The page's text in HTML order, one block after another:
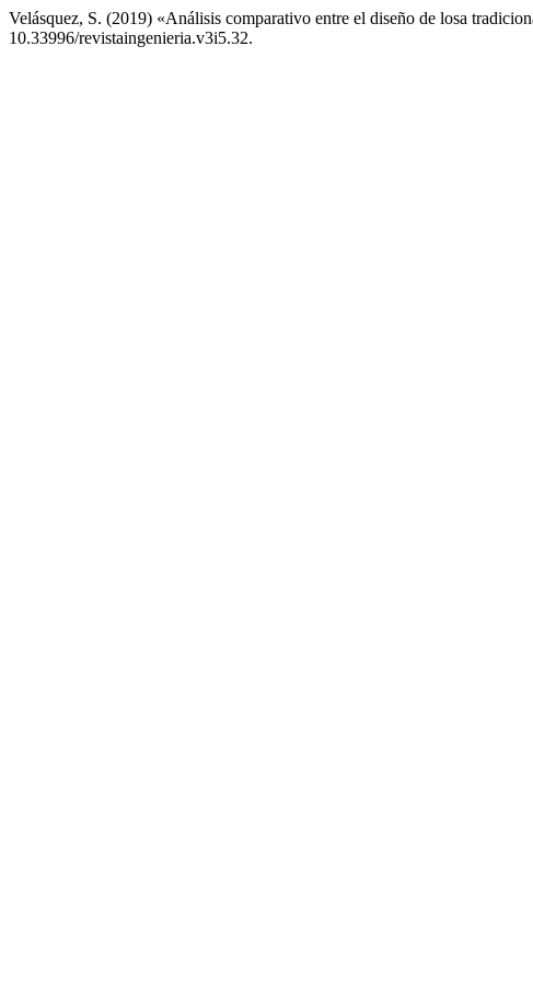
Velásquez, S. (2019) «Análisis comparativo entre el diseño de losa
10.33996/revistaingenieria.v3i5.32.